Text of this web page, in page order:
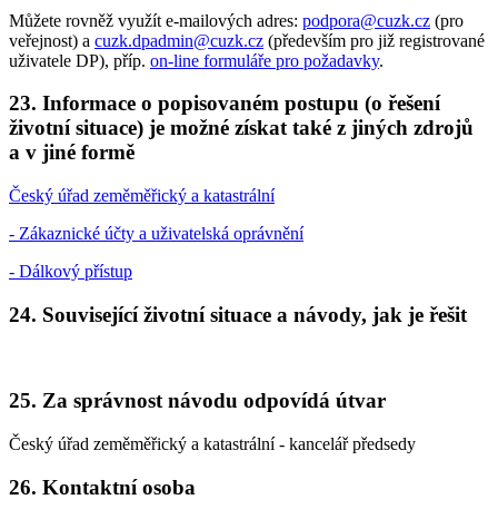
Můžete rovněž využít e-mailových adres: podpora@cuzk.cz (pro
veřejnost) a cuzk.dpadmin@cuzk.cz (především pro již registrované
uživatele DP), příp. on-line formuláře pro požadavky.
23. Informace o popisovaném postupu (o řešení
životní situace) je možné získat také z jiných zdrojů
a v jiné formě
Český úřad zeměměřický a katastrální
- Zákaznické účty a uživatelská oprávnění
- Dálkový přístup
24. Související životní situace a návody, jak je řešit
25. Za správnost návodu odpovídá útvar
Český úřad zeměměřický a katastrální - kancelář předsedy
26. Kontaktní osoba